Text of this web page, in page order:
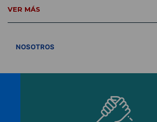
VER MÁS
NOSOTROS